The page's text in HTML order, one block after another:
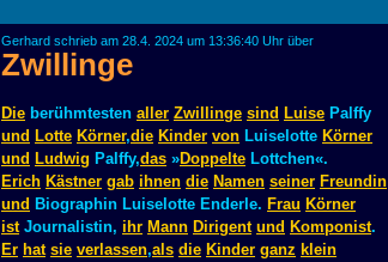
Gerhard schrieb am 28.4. 2024 um 13:36:40 Uhr über
Zwillinge
Die berühmtesten aller Zwillinge sind Luise Palffy
und Lotte Körner,die Kinder von Luiselotte Körner
und Ludwig Palffy,das »Doppelte Lottchen«.
Erich Kästner gab ihnen die Namen seiner Freundin
und Biographin Luiselotte Enderle. Frau Körner
istJournalistin, ihr Mann Dirigent und Komponist.
Er hat sie verlassen,als die Kinder ganz klein